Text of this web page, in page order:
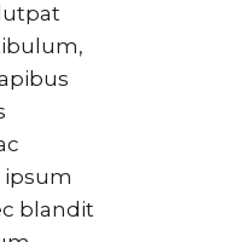
blandit